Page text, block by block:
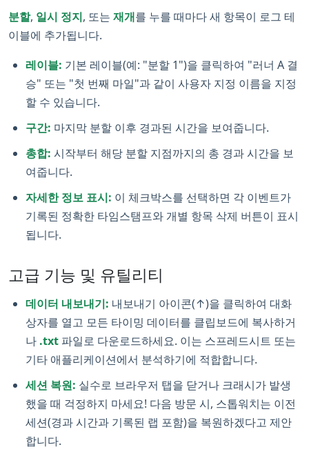
분할, 일시 정지, 또는 재개를 누를 때마다 새 항목이 로그 테
이블에 추가됩니다.
레이블: 기본 레이블(예: "분할 1")을 클릭하여 "러너 A 결
승" 또는 "첫 번째 마일"과 같이 사용자 지정 이름을 지정
할 수 있습니다.
구간: 마지막 분할 이후 경과된 시간을 보여줍니다.
총합: 시작부터 해당 분할 지점까지의 총 경과 시간을 보
여줍니다.
자세한 정보 표시: 이 체크박스를 선택하면 각 이벤트가
기록된 정확한 타임스탬프와 개별 항목 삭제 버튼이 표시
됩니다.
고급 기능 및 유틸리티
데이터 내보내기: 내보내기 아이콘(↑)을 클릭하여 대화
상자를 열고 모든 타이밍 데이터를 클립보드에 복사하거
나 .txt 파일로 다운로드하세요. 이는 스프레드시트 또는
기타 애플리케이션에서 분석하기에 적합합니다.
세션 복원: 실수로 브라우저 탭을 닫거나 크래시가 발생
했을 때 걱정하지 마세요! 다음 방문 시, 스톱워치는 이전
세션(경과 시간과 기록된 랩 포함)을 복원하겠다고 제안
합니다.